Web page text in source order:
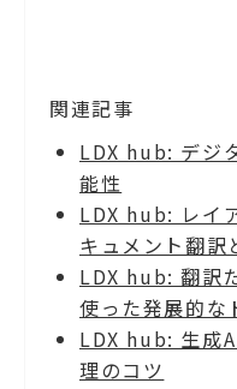
関連記事
LDX hub: デジ
能性
LDX hub: レイ
キュメント翻訳
LDX hub: 翻訳
使った発展的な
LDX hub: 生成
理のコツ